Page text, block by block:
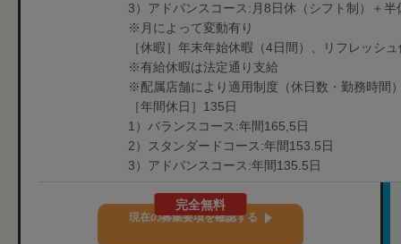
3）アドバンスコース:月8日休（シフト制）＋半
※月によって変動有り
［休暇］年末年始休暇（4日間）、リフレッシ
※有給休暇は法定通り支給
※配属店舗により適用制度（休日数・勤務時間
［年間休日］135日
1）バランスコース:年間165,5日
2）スタンダードコース:年間153.5日
3）アドバンスコース:年間135.5日
完全無料
現在の募集要項を確認する